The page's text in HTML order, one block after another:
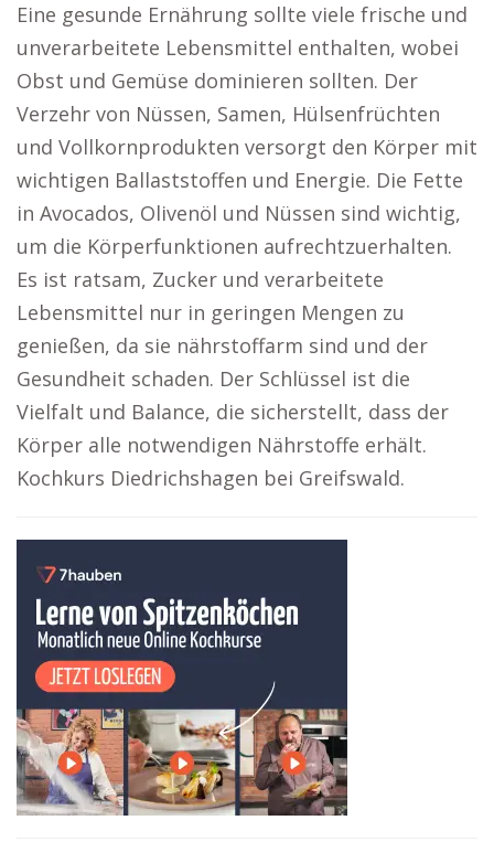
Eine gesunde Ernährung sollte viele frische und
unverarbeitete Lebensmittel enthalten, wobei
Obst und Gemüse dominieren sollten. Der
Verzehr von Nüssen, Samen, Hülsenfrüchten
und Vollkornprodukten versorgt den Körper mit
wichtigen Ballaststoffen und Energie. Die Fette
in Avocados, Olivenöl und Nüssen sind wichtig,
um die Körperfunktionen aufrechtzuerhalten.
Es ist ratsam, Zucker und verarbeitete
Lebensmittel nur in geringen Mengen zu
genießen, da sie nährstoffarm sind und der
Gesundheit schaden. Der Schlüssel ist die
Vielfalt und Balance, die sicherstellt, dass der
Körper alle notwendigen Nährstoffe erhält.
Kochkurs Diedrichshagen bei Greifswald.